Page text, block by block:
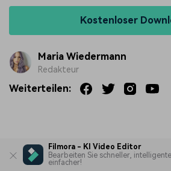
Filmora - KI Video Editor
Bearbeiten Sie schneller,
einfacher!
Kostenloser
Maria Wiedermann
Redakteur
Weiterteilen:
Weiterteilen: